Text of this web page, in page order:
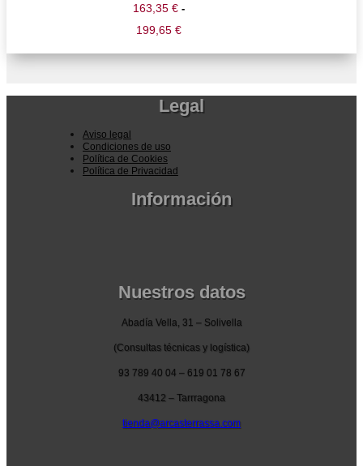
precios:
desde
157,30 €
187,55 €
163,35€ -
199,65€Rango
163,35 €
199,65 €
290,40 €
375,10 €
Legal
Aviso legal
Condiciones de uso
Política de Cookies
Política de Privacidad
Información
Nuestros datos
Abadía Vella, 31 – Solivella
(Consultas técnicas y logística)
93 789 40 04 – 619 01 78 67
43412 – Tarrragona
tienda@arcasterrassa.com